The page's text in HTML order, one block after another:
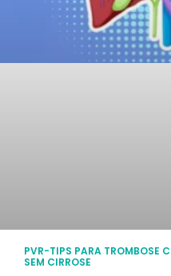
PVR-TIPS PARA TROMBOSE
SEM CIRROSE